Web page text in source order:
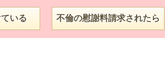
いる 不倫の慰謝料請求されたら